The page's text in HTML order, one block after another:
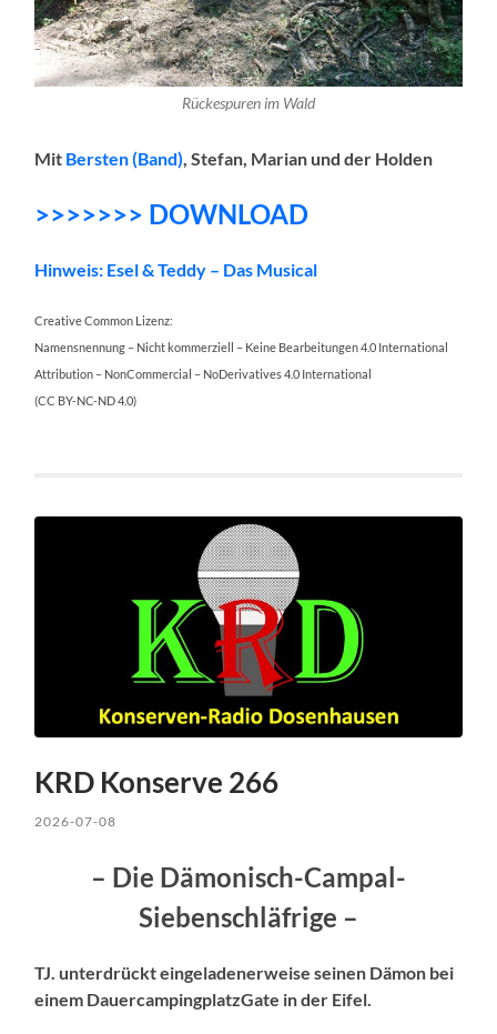
Rückespuren im Wald
Mit Bersten (Band) , Stefan, Marian und der Holden
>>>>>>> DOWNLOAD
Hinweis: Esel & Teddy – Das Musical
Creative Common Lizenz:
Namensnennung – Nicht kommerziell – Keine Bearbeitungen 4.0 International
Attribution – NonCommercial – NoDerivatives 4.0 International
(CC BY-NC-ND 4.0)
KRD Konserve 266
2026-07-08
– Die Dämonisch-Campal-
Siebenschläfrige –
TJ. unterdrückt eingeladenerweise seinen Dämon bei
einem DauercampingplatzGate in der Eifel.